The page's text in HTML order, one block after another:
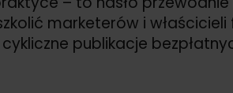
marketerów i
publikacje